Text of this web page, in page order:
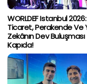
WORLDEF Istanbul
Ticaret, Perakende Ve
Zekânın Dev Buluşması
Kapıda!